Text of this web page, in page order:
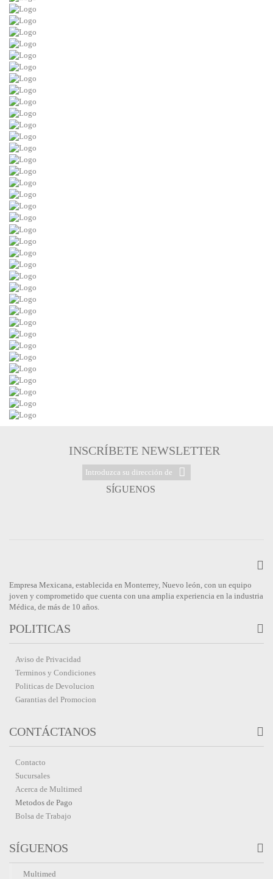
INSCRÍBETE NEWSLETTER
SÍGUENOS
Empresa Mexicana, establecida en Monterrey, Nuevo león, con un equipo
joven y comprometido que cuenta con una amplia experiencia en la industria
Médica, de más de 10 años.
POLITICAS
Aviso de Privacidad
Terminos y Condiciones
Politicas de Devolucion
Garantias del Promocion
CONTÁCTANOS
Contacto
Sucursales
Acerca de Multimed
Metodos de Pago
Bolsa de Trabajo
SÍGUENOS
Multimed